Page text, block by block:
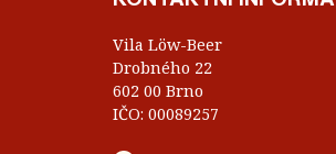
Vila Löw-Beer
Drobného 22
602 00 Brno
IČO: 00089257